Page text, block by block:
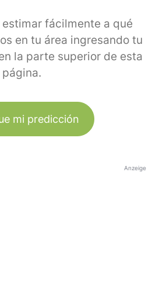
estimar fácilmente a qué
en tu área ingresando tu
la parte superior de esta
página.
mi predicción
Anzeige